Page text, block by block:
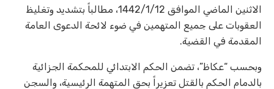
الاثنين الماضي الموافق 1442/1/12، مطالباً بتشديد وتغليظ
العقوبات على جميع المتهمين في ضوء لائحة الدعوى العامة
المقدمة في القضية.
وبحسب “عكاظ”، تضمن الحكم الابتدائي للمحكمة الجزائية
بالدمام الحكم بالقتل تعزيراً بحق المتهمة الرئيسية، والسجن